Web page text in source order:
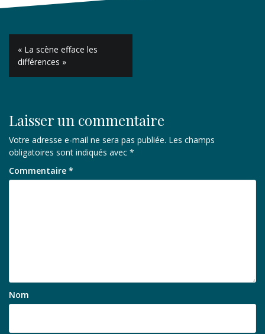
Navigation
de
l’article
« La scène efface les
différences »
Laisser un commentaire
Votre adresse e-mail ne sera pas publiée. Les champs
obligatoires sont indiqués avec *
Commentaire *
Nom